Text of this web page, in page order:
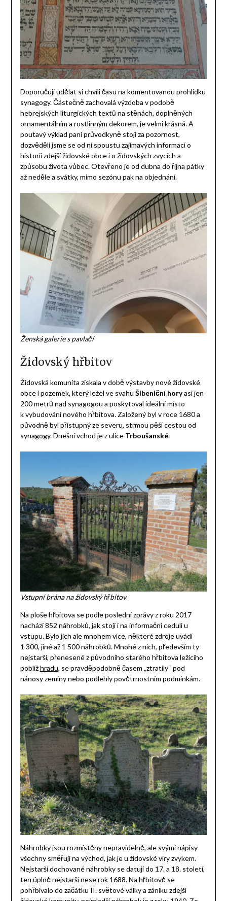
Doporučuji udělat si chvíli času na komentovanou prohlídku
synagogy. Částečně zachovalá výzdoba v podobě
hebrejských liturgických textů na stěnách, doplněných
ornamentálním a rostlinným dekorem, je velmi krásná. A
poutavý výklad paní průvodkyně stojí za pozornost,
dozvěděli jsme se od ní spoustu zajímavých informací o
historii zdejší židovské obce i o židovských zvycích a
způsobu života vůbec. Otevřeno je od dubna do října pátky
až neděle a svátky, mimo sezónu pak na objednání.
Ženská galerie s pavlačí
Židovský hřbitov
Židovská komunita získala v době výstavby nové židovské
obce i pozemek, který ležel ve svahu Šibeniční horyasi jen
200 metrů nad synagogou a poskytoval ideální místo
k vybudování nového hřbitova. Založený byl v roce 1680 a
původně byl přístupný ze severu, strmou pěší cestou od
synagogy. Dnešní vchod je z ulice Trboušanské.
Vstupní brána na židovský hřbitov
Na ploše hřbitova se podle poslední zprávy z roku 2017
nachází 852 náhrobků, jak stojí i na informační ceduli u
vstupu. Bylo jich ale mnohem více, některé zdroje uvádí
1 300, jiné až 1 500 náhrobků. Mnohé z nich, především ty
nejstarší, přenesené z původního starého hřbitova ležícího
poblížhradu, se pravděpodobně časem „ztratily“ pod
nánosy zeminy nebo podlehly povětrnostním podmínkám.
Náhrobky jsou rozmístěny nepravidelně, ale svými nápisy
všechny směřují na východ, jak je u židovské víry zvykem.
Nejstarší dochované náhrobky se datují do 17. a 18. století,
ten úplně nejstarší nese rok 1688. Na hřbitově se
pohřbívalo do začátku II. světové války a zániku zdejší